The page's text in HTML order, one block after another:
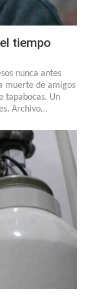
tiempo
nunca antes
muerte de amigos
tapabocas. Un
Archivo…